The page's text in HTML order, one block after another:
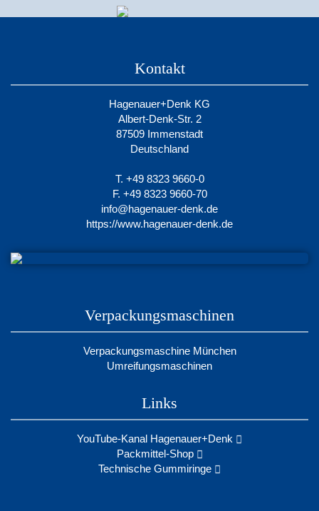
Kontakt
Hagenauer+Denk KG
Albert-Denk-Str. 2
87509 Immenstadt
Deutschland
T. +49 8323 9660-0
F. +49 8323 9660-70
info@hagenauer-denk.de
https://www.hagenauer-denk.de
Verpackungsmaschinen
Verpackungsmaschine München
Umreifungsmaschinen
Links
YouTube-Kanal Hagenauer+Denk
Packmittel-Shop
Technische Gummiringe